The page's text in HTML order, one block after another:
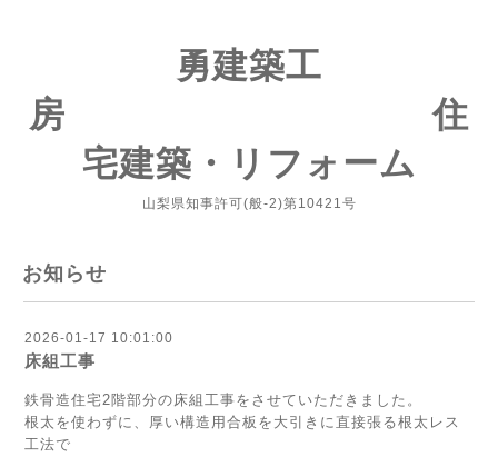
勇建築工
房 住
宅建築・リフォーム
山梨県知事許可(般-2)第10421号
お知らせ
2026-01-17 10:01:00
床組工事
鉄骨造住宅2階部分の床組工事をさせていただきました。
根太を使わずに、厚い構造用合板を大引きに直接張る根太レス
工法で